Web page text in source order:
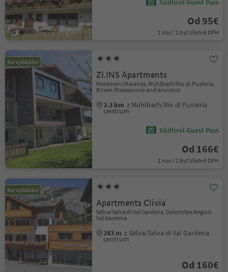
Südtirol Guest Pass
Od 95€
1 noc / 1 byt Včetně DPH
Na vyžádání
ZI.INS Apartments
Meransen/Maranza, Mühlbach/Rio di Pusteria,
Brixen/Bressanone and environs
2.3 km z Mühlbach/Rio di Pusteria
centrum
Südtirol Guest Pass
Od 166€
1 noc / 1 byt Včetně DPH
Na vyžádání
Apartments Clivia
Sëlva/Selva di Val Gardena, Dolomites Region
Val Gardena
283 m z Sëlva/Selva di Val Gardena
centrum
Od 160€